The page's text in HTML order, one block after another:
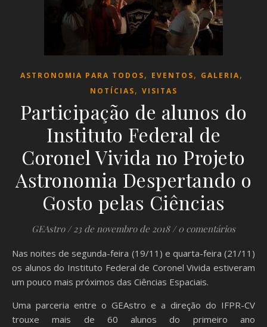
ASTRONOMIA PARA TODOS, EVENTOS, GALERIA,
NOTÍCIAS, VISITAS
Participação de alunos do
Instituto Federal de
Coronel Vivida no Projeto
Astronomia Despertando o
Gosto pelas Ciências
GEAstro / 23 de novembro de 2018 / 0 comentários
Nas noites de segunda-feira (19/11) e quarta-feira (21/11)
os alunos do Instituto Federal de Coronel Vivida estiveram
um pouco mais próximos das Ciências Espaciais.
Uma parceria entre o GEAstro e a direção do IFPR-CV
trouxe mais de 60 alunos do primeiro ano